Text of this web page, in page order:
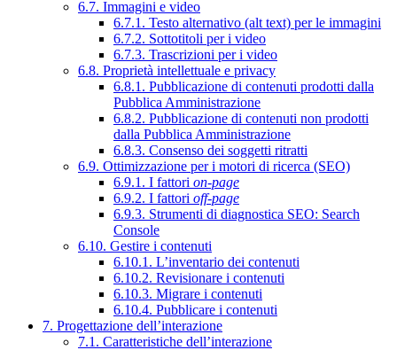
6.7. Immagini e video
6.7.1. Testo alternativo (alt text) per le immagini
6.7.2. Sottotitoli per i video
6.7.3. Trascrizioni per i video
6.8. Proprietà intellettuale e privacy
6.8.1. Pubblicazione di contenuti prodotti dalla
Pubblica Amministrazione
6.8.2. Pubblicazione di contenuti non prodotti
dalla Pubblica Amministrazione
6.8.3. Consenso dei soggetti ritratti
6.9. Ottimizzazione per i motori di ricerca (SEO)
6.9.1. I fattori on-page
6.9.2. I fattori off-page
6.9.3. Strumenti di diagnostica SEO: Search
Console
6.10. Gestire i contenuti
6.10.1. L’inventario dei contenuti
6.10.2. Revisionare i contenuti
6.10.3. Migrare i contenuti
6.10.4. Pubblicare i contenuti
7. Progettazione dell’interazione
7.1. Caratteristiche dell’interazione